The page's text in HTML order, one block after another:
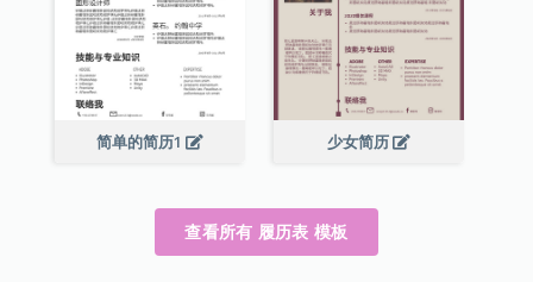
简单的简历1 少女简历
查看所有 履历表 模板